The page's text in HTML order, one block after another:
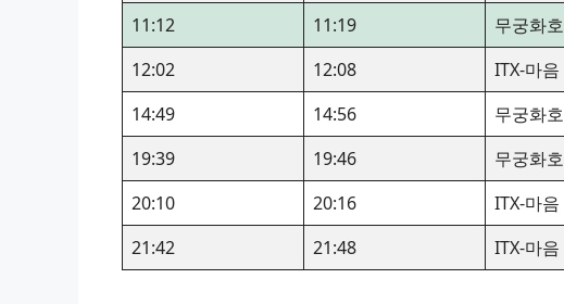
11:12
11:19 무궁화호
12:02
12:08 ITX-마음
14:49
14:56 무궁화호
19:39
19:46 무궁화호
20:10
20:16 ITX-마음
21:42
21:48 ITX-마음